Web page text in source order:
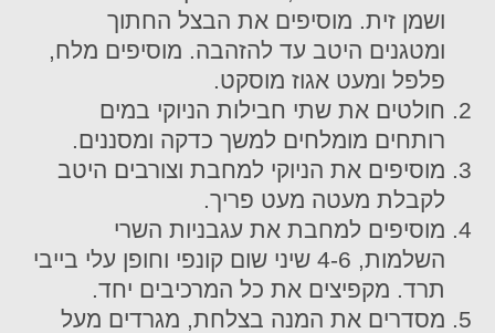
ושמן זית. מוסיפים את הבצל החתוך
ומטגנים היטב עד להזהבה. מוסיפים מלח,
פלפל ומעט אגוז מוסקט.
חולטים את שתי חבילות הניוקי במים
רותחים מומלחים למשך כדקה ומסננים.
מוסיפים את הניוקי למחבת וצורבים היטב
לקבלת מעטה מעט פריך.
מוסיפים למחבת את עגבניות השרי
השלמות, 4-6 שיני שום קונפי וחופן עלי בייבי
תרד. מקפיצים את כל המרכיבים יחד.
מסדרים את המנה בצלחת, מגרדים מעל